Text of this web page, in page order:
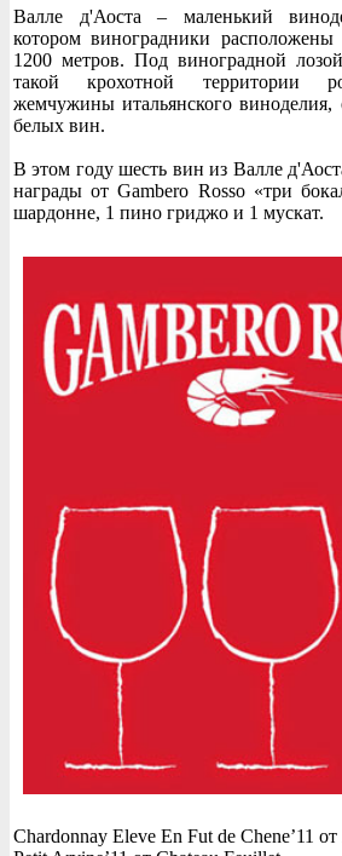
Валле д'Аоста – маленький
котором виноградники
1200 метров. Под виноградной
такой крохотной территории
жемчужины итальянского виноделия,
белых вин.
В этом году шесть вин из Валле
награды от Gambero Rosso «три
шардонне, 1 пино гриджо и 1 мускат.
Chardonnay Eleve En Fut de Chene’11